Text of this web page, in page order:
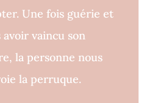
Une fois guérie et
avoir vaincu son
la personne nous
la perruque.